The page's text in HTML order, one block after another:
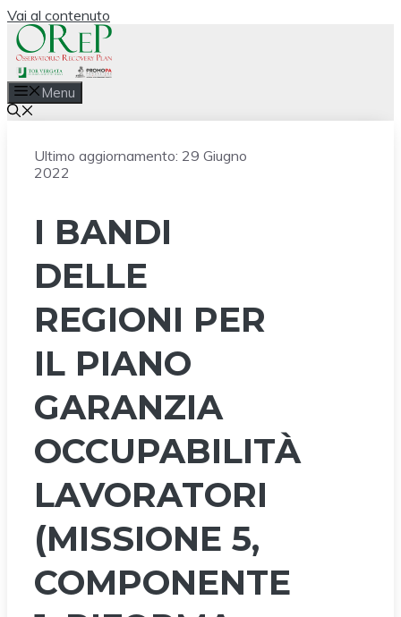
Vai al contenuto
Menu
Ultimo aggiornamento: 29 Giugno
2022
I BANDI
DELLE
REGIONI PER
IL PIANO
GARANZIA
OCCUPABILITÀ
LAVORATORI
(MISSIONE 5,
COMPONENTE